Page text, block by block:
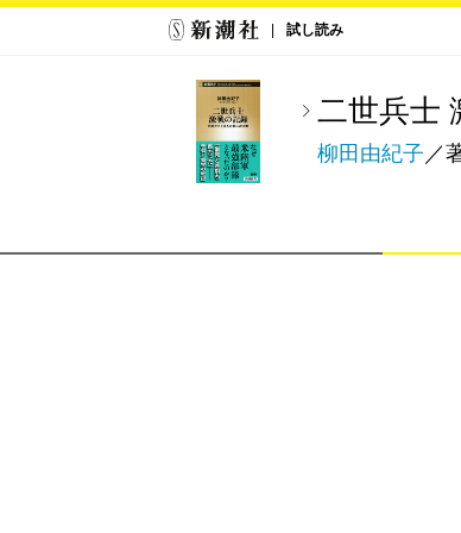
試し読み
二世兵士
柳田由紀子 ／